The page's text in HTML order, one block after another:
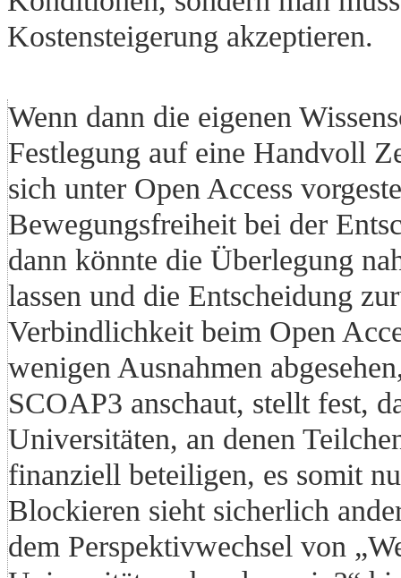
Kostensteigerung akzeptieren.
Wenn dann die eigenen
Festlegung auf eine Handvoll
sich unter Open Access
Bewegungsfreiheit bei der
dann könnte die Überlegung
lassen und die Entscheidung
Verbindlichkeit beim Open
wenigen Ausnahmen
SCOAP3 anschaut, stellt fest,
Universitäten, an denen
finanziell beteiligen, es somit
Blockieren sieht sicherlich
dem Perspektivwechsel von